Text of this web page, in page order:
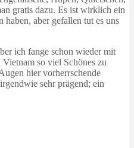
gratis dazu. Es ist wirklich ein
haben, aber gefallen tut es uns
ich fange schon wieder mit
so viel Schönes zu
hier vorherrschende
sehr prägend; ein